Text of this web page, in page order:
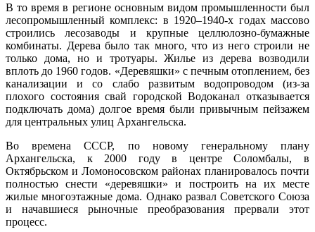
В то время в регионе основным видом промышленности был
лесопромышленный комплекс: в 1920–1940-х годах массово
строились лесозаводы и крупные целлюлозно-бумажные
комбинаты. Дерева было так много, что из него строили не
только дома, но и тротуары. Жилье из дерева возводили
вплоть до 1960 годов. «Деревяшки» с печным отоплением, без
канализации и со слабо развитым водопроводом (из-за
плохого состояния свай городской Водоканал отказывается
подключать дома) долгое время были привычным пейзажем
для центральных улиц Архангельска.
Во времена СССР, по новому генеральному плану
Архангельска, к 2000 году в центре Соломбалы, в
Октябрьском и Ломоносовском районах планировалось почти
полностью снести «деревяшки» и построить на их месте
жилые многоэтажные дома. Однако развал Советского Союза
и начавшиеся рыночные преобразования прервали этот
процесс.